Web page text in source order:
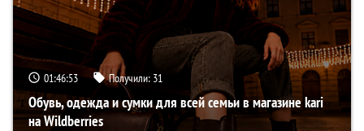
01:46:52 Получили: 31
Обувь, одежда и сумки для всей семьи в магазине kari
на Wildberries